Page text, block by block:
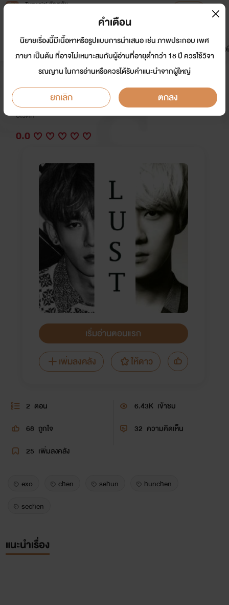
Tunwalai ธัญวลัย
หน้าแรก นิยาย อีบุ๊ก การ์ตูน
มาใหม่
ดรีมแชท ธัญลิสต์
- la concupiscence . (hunchen)
นักเขียน: limitedbyann
อีโรติก
0.0
เริ่มอ่านตอนแรก
เพิ่มลงคลัง
ให้ดาว
2 ตอน 6.43K เข้าชม
68 ถูกใจ 32 ความคิดเห็น
25 เพิ่มลงคลัง
exo chen sehun
hunchen
sechen
แนะนำเรื่อง
คำเตือน
นิยายเรื่องนี้มีเนื้อหาหรือรูปแบบการนำเสนอ เช่น ภาพประกอบ เพศ
ภาษา เป็นต้น ที่อาจไม่เหมาะสมกับผู้อ่านที่อายุต่ำกว่า 18 ปี ควรใช้วิจา
รณญาน ในการอ่านหรือควรได้รับคำแนะนำจากผู้ใหญ่
ยกเลิก ตกลง